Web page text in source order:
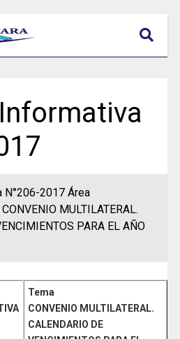
N°206-2017 Área
MULTILATERAL.
PARA EL AÑO
Tema
CONVENIO MULTILATERAL.
CALENDARIO DE